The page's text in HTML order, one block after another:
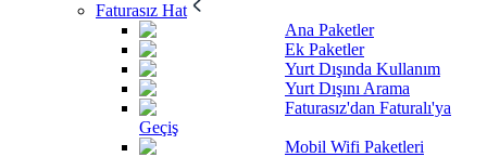
Faturasız Hat
Ana Paketler
Ek Paketler
Yurt Dışında Kullanım
Yurt Dışını Arama
Faturasız'dan Faturalı'ya
Geçiş
Mobil Wifi Paketleri